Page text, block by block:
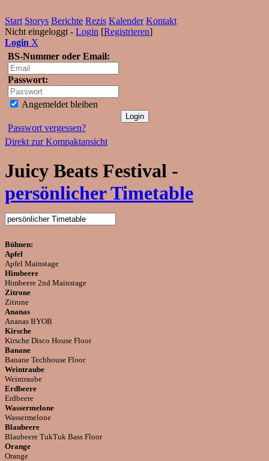
Start Storys Berichte Rezis Kalender Kontakt
Nicht eingeloggt - Login [Registrieren]
Login X
BS-Nummer oder Email:
Passwort:
Angemeldet bleiben
Passwort vergessen?
Direkt zur Kompaktansicht
Juicy Beats Festival -
persönlicher Timetable
Bühnen:
Apfel
Apfel Mainstage
Himbeere
Himbeere 2nd Mainstage
Zitrone
Zitrone
Ananas
Ananas BYOB
Kirsche
Kirsche Disco House Floor
Banane
Banane Techhouse Floor
Weintraube
Weintraube
Erdbeere
Erdbeere
Wassermelone
Wassermelone
Blaubeere
Blaubeere TukTuk Bass Floor
Orange
Orange